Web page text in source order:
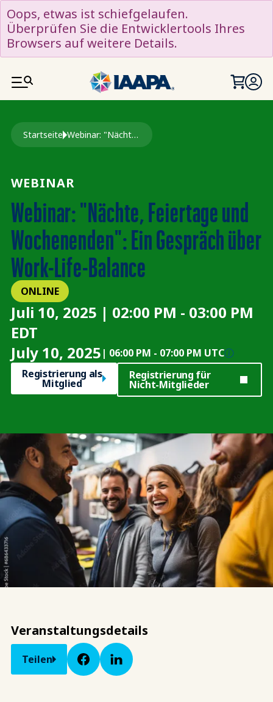
DIREKT ZUM INHALT
Oops, etwas ist schiefgelaufen.
Überprüfen Sie die Entwicklertools Ihres
Browsers auf weitere Details.
Pfadnavigation
Startseite Webinar: "Nächte, Feiertage und Wochenenden": Ein Gespräch Über Work-Life-Balance
WEBINAR
Webinar: "Nächte, Feiertage und
Wochenenden": Ein Gespräch über
Work-Life-Balance
ONLINE
Juli 10, 2025 | 02:00 PM - 03:00 PM
EDT
July 10, 2025 | 06:00 PM - 07:00 PM UTC
Registrierung als
Mitglied
Registrierung für
Nicht-Mitglieder
Veranstaltungsdetails
Teilen